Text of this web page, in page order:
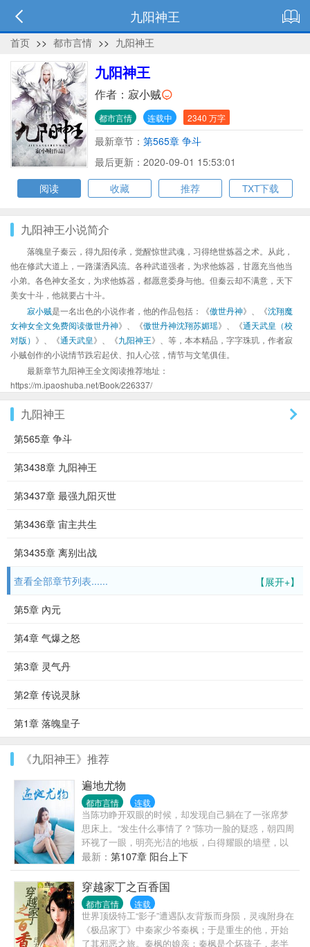
九阳神王
首页 >> 都市言情 >> 九阳神王
九阳神王
作者： 寂小贼
都市言情 连载中 2340 万字
最新章节： 第565章 争斗
最后更新：2020-09-01 15:53:01
阅读
收藏 推荐 TXT下载
九阳神王小说简介
落魄皇子秦云，得九阳传承，觉醒惊世武魂，习得绝世炼器之术。从此，
他在修武大道上，一路潇洒风流。各种武道强者，为求他炼器，甘愿充当他当
小弟。各色神女圣女，为求他炼器，都愿意委身与他。但秦云却不满意，天下
美女十斗，他就要占十斗。
寂小贼是一名出色的小说作者，他的作品包括：《傲世丹神》、《沈翔魔
女神女全文免费阅读傲世丹神》、《傲世丹神沈翔苏媚瑶》、《通天武皇（校
对版） 》、《通天武皇》、《九阳神王》、等，本本精品，字字珠玑，作者寂
小贼创作的小说情节跌宕起伏、扣人心弦，情节与文笔俱佳。
最新章节九阳神王全文阅读推荐地址：
https://m.ipaoshuba.net/Book/226337/
九阳神王
第565章 争斗
第3438章 九阳神王
第3437章 最强九阳灭世
第3436章 宙主共生
第3435章 离别出战
【展开+】
查看全部章节列表......
第5章 內元
第4章 气爆之怒
第3章 灵气丹
第2章 传说灵脉
第1章 落魄皇子
《九阳神王》推荐
遍地尤物
都市言情 连载
当陈功睁开双眼的时候，却发现自己躺在了一张席梦
思床上。“发生什么事情了？”陈功一脸的疑惑，朝四周
环视了一眼，明亮光洁的地板，白得耀眼的墙壁，以
及透过了宽敞的玻璃，就可以看到一个妙曼的身影，
正伫立在阳台前面，似乎在思虑着什么。
最新： 第107章 阳台上下
穿越家丁之百香国
都市言情 连载
世界顶级特工“影子”遭遇队友背叛而身陨，灵魂附身在
《极品家丁》中秦家少爷秦枫；于是重生的他，开始
了其邪恶之旅。秦枫的娘亲：秦枫是个坏孩子，老半